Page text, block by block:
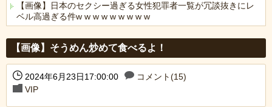
【画像】日本のセクシー過ぎる女性犯罪者一覧が冗談抜きにレ
ベル高過ぎる件w w w w w w w w w
【画像】そうめん炒めて食べるよ！
2024年6月23日17:00:00
コメント(15)
VIP